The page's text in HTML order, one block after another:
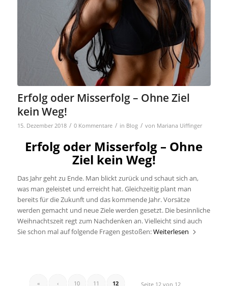
Erfolg oder Misserfolg – Ohne Ziel
kein Weg!
15. Dezember 2018 / 0 Kommentare / in Blog / von Mariana Uiffinger
Erfolg oder Misserfolg – Ohne
Ziel kein Weg!
Das Jahr geht zu Ende. Man blickt zurück und schaut sich an,
was man geleistet und erreicht hat. Gleichzeitig plant man
bereits für die Zukunft und das kommende Jahr. Vorsätze
werden gemacht und neue Ziele werden gesetzt. Die besinnliche
Weihnachtszeit regt zum Nachdenken an. Vielleicht sind auch
Sie schon mal auf folgende Fragen gestoßen:Weiterlesen
Seite 12 von 12
« ‹ 10 11 12